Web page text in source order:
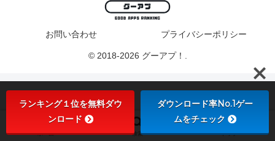
お問い合わせ プライバシーポリシー
© 2018-2026 グーアプ！.
ホーム 検索 トップ
ランキング１位を無料ダウ
ンロード
ダウンロード率No.1ゲー
ムをチェック